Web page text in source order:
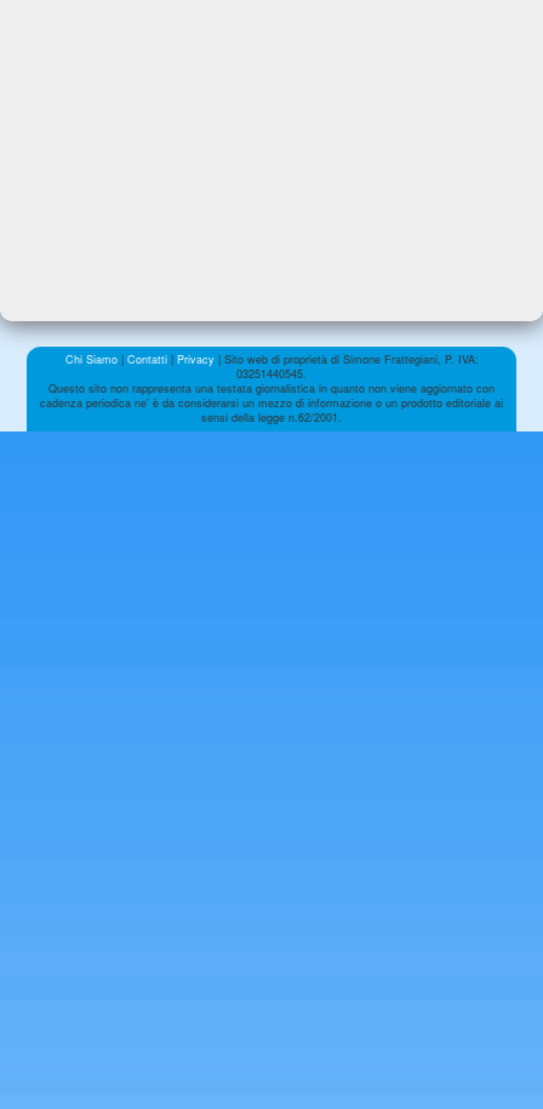
Chi Siamo| Contatti| Privacy| Sito web di proprietà di Simone Frattegiani, P. IVA:
03251440545.
Questo sito non rappresenta una testata giornalistica in quanto non viene aggiornato con
cadenza periodica ne' è da considerarsi un mezzo di informazione o un prodotto editoriale ai
sensi della legge n.62/2001.